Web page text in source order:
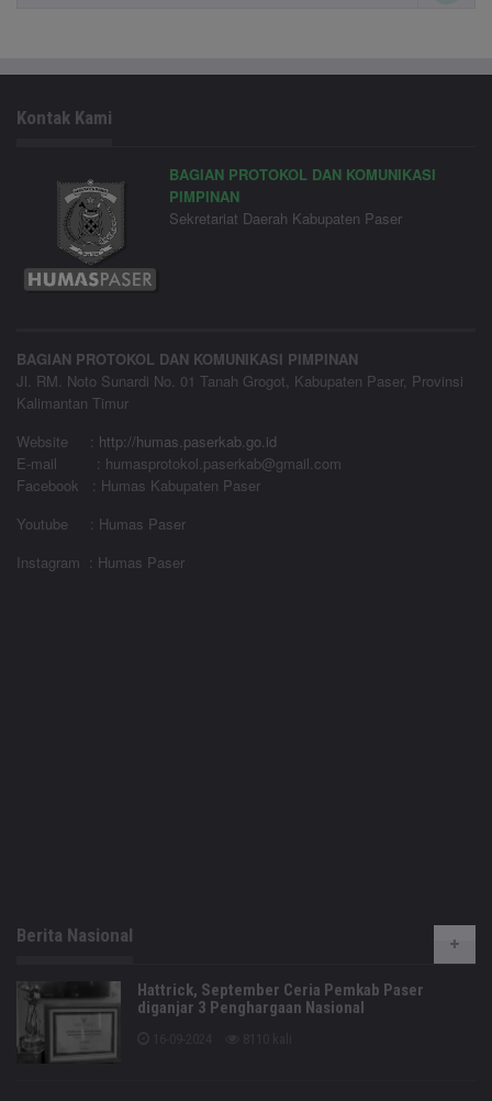
Kontak Kami
BAGIAN PROTOKOL DAN KOMUNIKASI
PIMPINAN
Sekretariat Daerah Kabupaten Paser
BAGIAN PROTOKOL DAN KOMUNIKASI PIMPINAN
Jl. RM. Noto Sunardi No. 01 Tanah Grogot, Kabupaten Paser, Provinsi
Kalimantan Timur
Website
: http://humas.paserkab.go.id
E-mail : humasprotokol.paserkab@gmail.com
Facebook : Humas Kabupaten Paser
Youtube : Humas Paser
Instagram : Humas Paser
Berita Nasional
Hattrick, September Ceria Pemkab Paser
diganjar 3 Penghargaan Nasional